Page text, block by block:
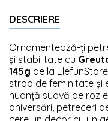
DESCRIERE
Ornamentează-ți
și stabilitate cu
145g de la
strop de feminitate și
nuanță suavă de roz
aniversări, petreceri